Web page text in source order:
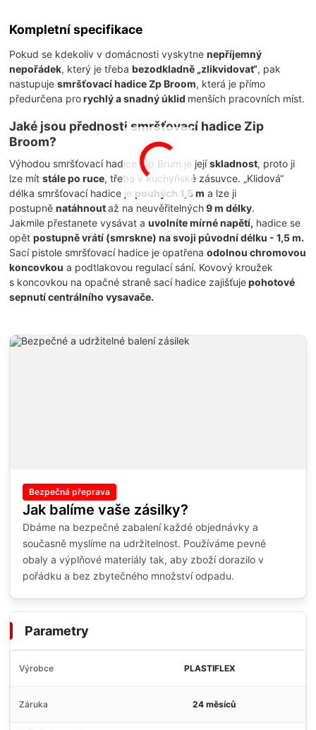
Kompletní specifikace
Pokud se kdekoliv v domácnosti vyskytnenepříjemný
nepořádek, který je třebabezodkladně „zlikvidovat“, pak
nastupujesmršťovací hadice Zp Broom, která je přímo
předurčena prorychlý a snadný úklid menších pracovních míst.
Jaké jsou přednosti smršťovací hadice Zip
Broom?
Výhodou smršťovací hadice Zip Brum je jejískladnost, proto ji
lze mítstále po ruce, třeba v kuchyňské zásuvce. „Klidová“
délka smršťovací hadice je pouhých 1,5 m a lze ji
postupněnatáhnoutaž na neuvěřitelných9 m délky.
Jakmile přestanete vysávat auvolníte mírné napětí, hadice se
opětpostupně vrátí (smrskne) na svoji původní délku - 1,5 m.
Sací pistole smršťovací hadice je opatřenaodolnou chromovou
koncovkou a podtlakovou regulací sání. Kovový kroužek
s koncovkou na opačné straně sací hadice zajišťujepohotové
sepnutí centrálního vysavače.
Bezpečná přeprava
Jak balíme vaše zásilky?
Dbáme na bezpečné zabalení každé objednávky a
současně myslíme na udržitelnost. Používáme pevné
obaly a výplňové materiály tak, aby zboží dorazilo v
pořádku a bez zbytečného množství odpadu.
Parametry
Výrobce PLASTIFLEX
Záruka 24 měsíců